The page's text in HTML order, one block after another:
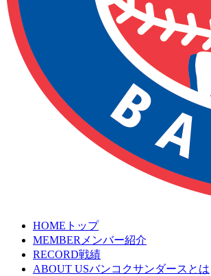
HOME トップ
MEMBER メンバー紹介
RECORD戦績
ABOUT USバンコクサンダースとは